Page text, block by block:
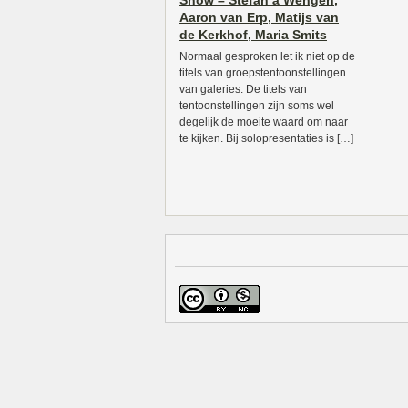
Aaron van Erp, Matijs van
de Kerkhof, Maria Smits
Normaal gesproken let ik niet op de
titels van groepstentoonstellingen
van galeries. De titels van
tentoonstellingen zijn soms wel
degelijk de moeite waard om naar
te kijken. Bij solopresentaties is […]